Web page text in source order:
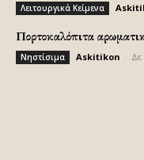
Λειτουργικά Κείμενα
Πορτοκαλόπιτα
Νηστίσιμα Askitikon Δε